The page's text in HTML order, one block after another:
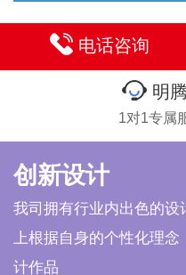
电话咨询
明
1对1专属
创新设计
我司拥有行业内出色的设
上根据自身的个性化理念
计作品